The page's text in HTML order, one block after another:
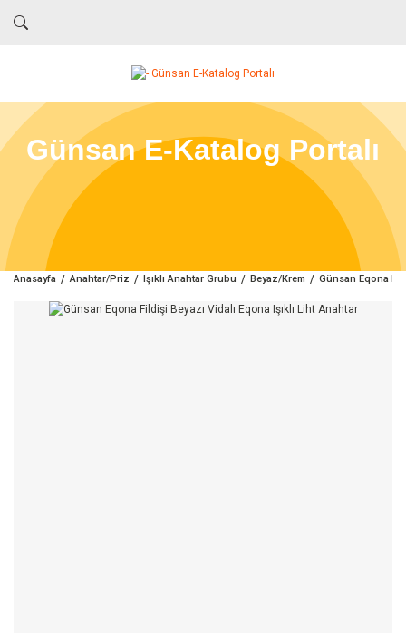
Günsan E-Katalog Portalı
Anasayfa Anahtar/Priz Işıklı Anahtar Grubu Beyaz/Krem Günsan Eqona